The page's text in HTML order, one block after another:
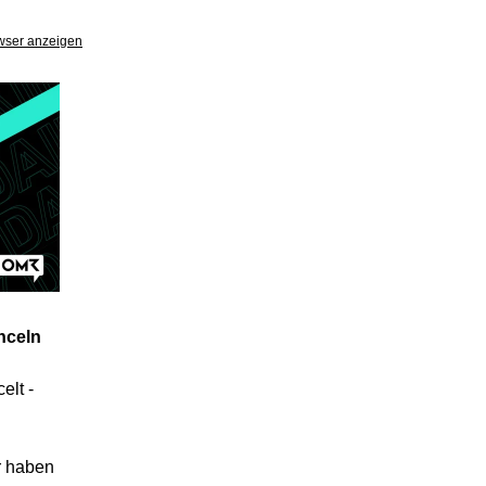
anzeigen
-
haben